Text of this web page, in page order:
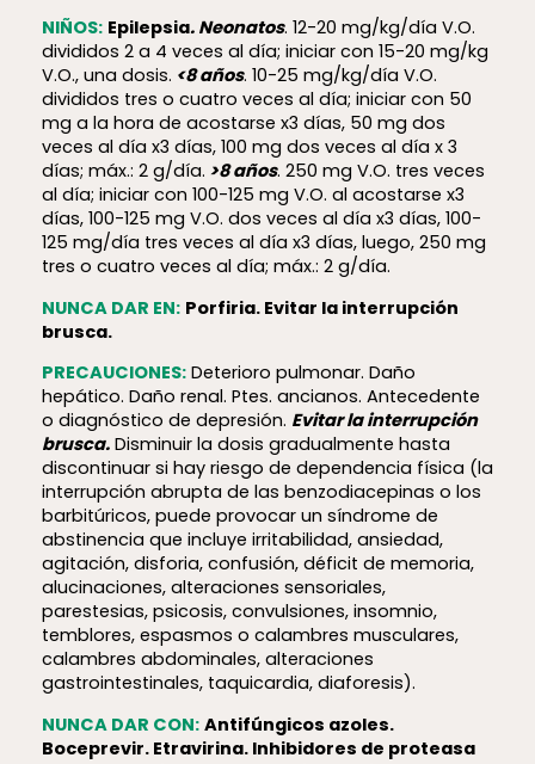
NIÑOS: Epilepsia. Neonatos. 12-20 mg/kg/día V.O.
divididos 2 a 4 veces al día; iniciar con 15-20 mg/kg
V.O., una dosis. <8 años. 10-25 mg/kg/día V.O.
divididos tres o cuatro veces al día; iniciar con 50
mg a la hora de acostarse x3 días, 50 mg dos
veces al día x3 días, 100 mg dos veces al día x 3
días; máx.: 2 g/día. >8 años. 250 mg V.O. tres veces
al día; iniciar con 100-125 mg V.O. al acostarse x3
días, 100-125 mg V.O. dos veces al día x3 días, 100-
125 mg/día tres veces al día x3 días, luego, 250 mg
tres o cuatro veces al día; máx.: 2 g/día.
NUNCA DAR EN: Porfiria. Evitar la interrupción
brusca.
PRECAUCIONES:Deterioro pulmonar. Daño
hepático. Daño renal. Ptes. ancianos. Antecedente
o diagnóstico de depresión. Evitar la interrupción
brusca.Disminuir la dosis gradualmente hasta
discontinuar si hay riesgo de dependencia física (la
interrupción abrupta de las benzodiacepinas o los
barbitúricos, puede provocar un síndrome de
abstinencia que incluye irritabilidad, ansiedad,
agitación, disforia, confusión, déficit de memoria,
alucinaciones, alteraciones sensoriales,
parestesias, psicosis, convulsiones, insomnio,
temblores, espasmos o calambres musculares,
calambres abdominales, alteraciones
gastrointestinales, taquicardia, diaforesis).
NUNCA DAR CON: Antifúngicos azoles.
Boceprevir. Etravirina. Inhibidores de proteasa